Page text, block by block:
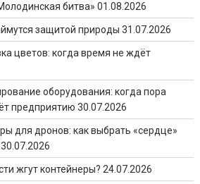
битва» 01.08.2026
защитой природы 31.07.2026
цветов: когда время не ждёт
оборудования: когда пора
предприятию 30.07.2026
для дронов: как выбрать «сердце»
30.07.2026
жгут контейнеры? 24.07.2026